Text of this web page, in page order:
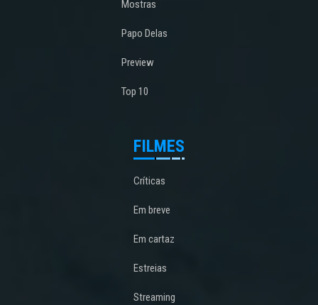
Mostras
Papo Delas
Preview
Top 10
FILMES
Críticas
Em breve
Em cartaz
Estreias
Streaming